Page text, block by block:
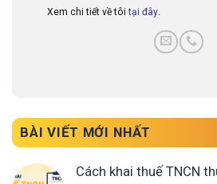
Xem chi tiết về tôitại đây
BÀI VIẾT MỚI NHẤT
Cách khai thuế TNCN